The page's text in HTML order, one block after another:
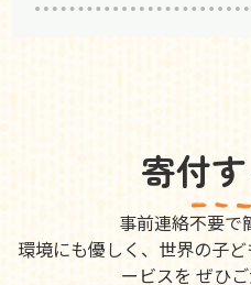
寄付
事前連絡不要で
環境にも優しく、世界の子
ービスを ぜひ